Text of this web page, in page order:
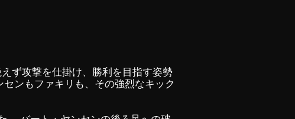
ず攻撃を仕掛け、勝利を目指す姿勢
ンもファキリも、その強烈なキック